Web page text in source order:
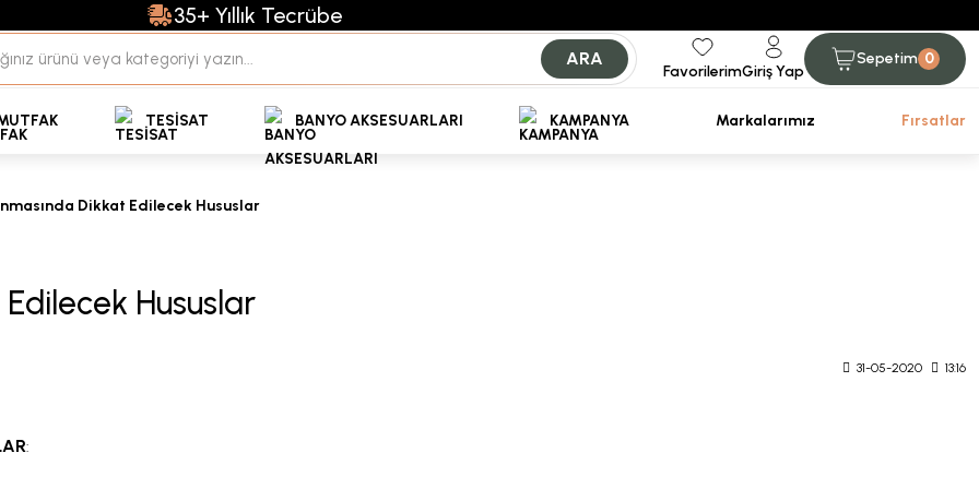
35+ Yıllık Tecrübe
Ödemeli Özel Fiyatlar için Bizden Teklif Alabilirsiniz.
ARA
FavorilerimGiriş Yap
Sepetim 0
TESİSAT BANYO AKSESUARLARI KAMPANYA Markalarımız Fırsatlar
Dikkat Edilecek Hususlar
Hususlar
31-05-2020 13:16
: